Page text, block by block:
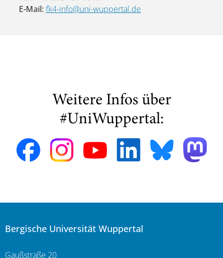
E-Mail: fk4-info@uni-wuppertal.de
Weitere Infos über
#UniWuppertal:
Bergische Universität Wuppertal
Gaußstraße 20